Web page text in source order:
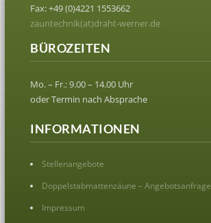
Fax: +49 (0)4221 1553662
zauntechnik(at)draht-werner.de
BÜROZEITEN
Mo. – Fr.: 9.00 – 14.00 Uhr
oder Termin nach Absprache
INFORMATIONEN
Stellenangebote
Doppelstabmattenzäune – Angebotsanfrage
Impressum